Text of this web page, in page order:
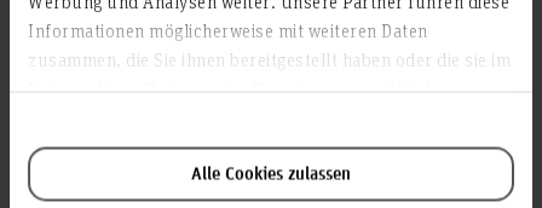
Informationen möglicherweise mit weiteren Daten
zusammen, die Sie ihnen bereitgestellt haben oder die sie im
Alle Cookies zulassen
Internationales